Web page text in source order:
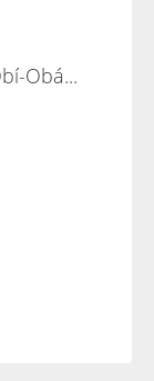
Obá...